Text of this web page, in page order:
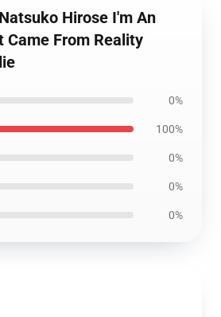
Hirose I'm An
Came From Reality
0%
100%
0%
0%
0%